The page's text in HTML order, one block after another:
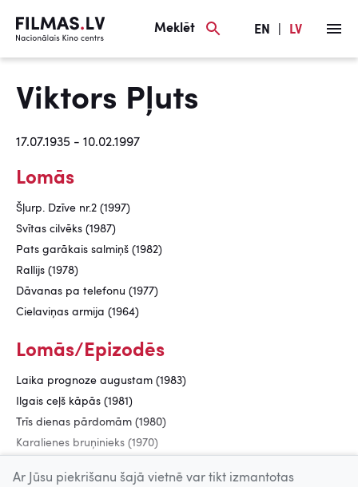
Meklēt EN LV
Viktors Pļuts
17.07.1935 - 10.02.1997
Lomās
Šļurp. Dzīve nr.2 (1997)
Svītas cilvēks (1987)
Pats garākais salmiņš (1982)
Rallijs (1978)
Dāvanas pa telefonu (1977)
Cielaviņas armija (1964)
Lomās/Epizodēs
Laika prognoze augustam (1983)
Ilgais ceļš kāpās (1981)
Trīs dienas pārdomām (1980)
Karalienes bruņinieks (1970)
Ar Jūsu piekrišanu šajā vietnē var tikt izmantotas